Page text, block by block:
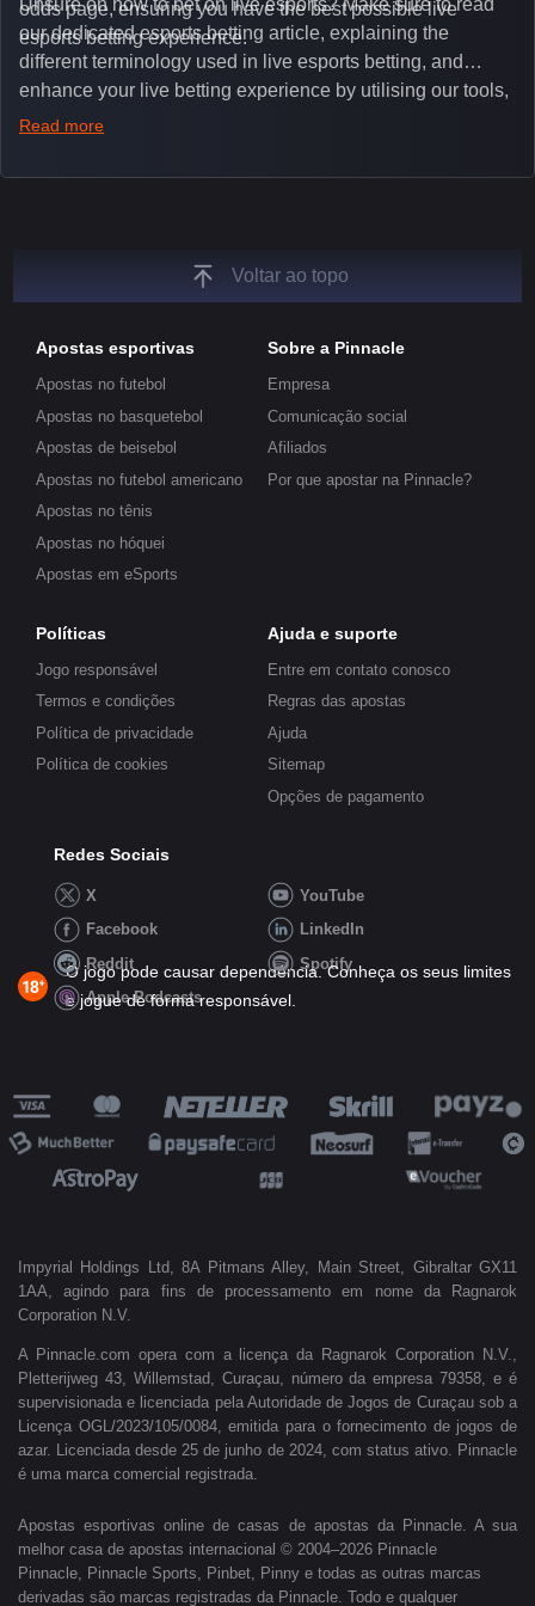
odds page, ensuring you have the best possible live
esports betting experience.
Unsure on how to bet on live esports? Make sure to read
our dedicated esports betting article, explaining the
different terminology used in live esports betting, and
enhance your live betting experience by utilising our tools,
such as integrated live broadcasts, match and round
unique insights on the latest esports events.
Read more
Voltar ao topo
Apostas esportivas
Apostas no futebol
Apostas no basquetebol
Apostas de beisebol
Apostas no futebol americano
Apostas no tênis
Apostas no hóquei
Apostas em eSports
Sobre a Pinnacle
Empresa
Comunicação social
Afiliados
Por que apostar na Pinnacle?
Políticas
Jogo responsável
Termos e condições
Política de privacidade
Política de cookies
Ajuda e suporte
Entre em contato conosco
Regras das apostas
Ajuda
Sitemap
Opções de pagamento
Redes Sociais
X
YouTube
Facebook
LinkedIn
Reddit
Spotify
Apple Podcasts
O jogo pode causar dependência. Conheça os seus limites
e jogue de forma responsável.
Impyrial Holdings Ltd, 8A Pitmans Alley, Main Street, Gibraltar GX11
1AA, agindo para fins de processamento em nome da Ragnarok
Corporation N.V.
A Pinnacle.com opera com a licença da Ragnarok Corporation N.V.,
Pletterijweg 43, Willemstad, Curaçau, número da empresa 79358, e é
supervisionada e licenciada pela Autoridade de Jogos de Curaçau sob a
Licença OGL/2023/105/0084, emitida para o fornecimento de jogos de
azar. Licenciada desde 25 de junho de 2024, com status ativo. Pinnacle
é uma marca comercial registrada.
Apostas esportivas online de casas de apostas da Pinnacle. A sua
melhor casa de apostas internacional © 2004–2026 Pinnacle
Pinnacle, Pinnacle Sports, Pinbet, Pinny e todas as outras marcas
derivadas são marcas registradas da Pinnacle. Todo e qualquer